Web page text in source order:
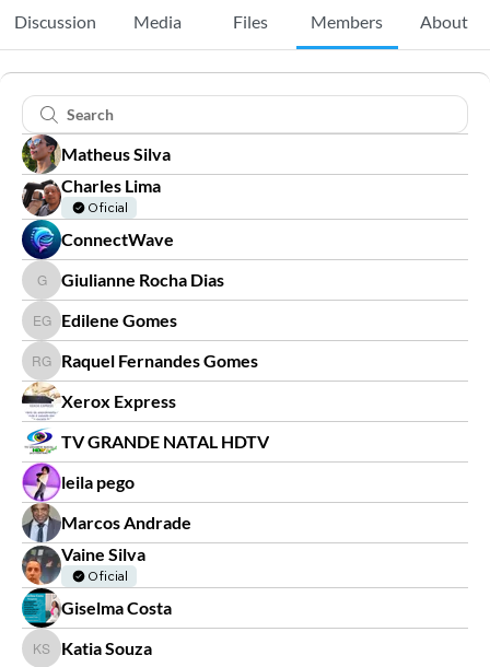
Discussion Media Files Members About
Matheus Silva
Charles Lima
Oficial
ConnectWave
Giulianne Rocha Dias
Giulianne Rocha Dias
Edilene Gomes
Edilene Gomes
Raquel Fernandes Gomes
Raquel Fernandes Gomes
Xerox Express
TV GRANDE NATAL HDTV
leila pego
Marcos Andrade
Vaine Silva
Oficial
Giselma Costa
Katia Souza
Katia Souza